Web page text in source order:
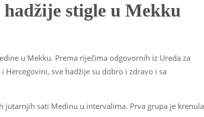
hadžije stigle u Mekku
u Mekku. Prema riječima odgovornih iz Ureda za
Hercegovini, sve hadžije su dobro i zdravo i sa
jutarnjih sati Medinu u intervalima. Prva grupa je krenula